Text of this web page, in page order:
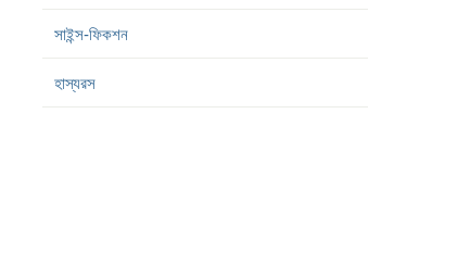
সাইন্স-ফিকশন
হাস্যরস